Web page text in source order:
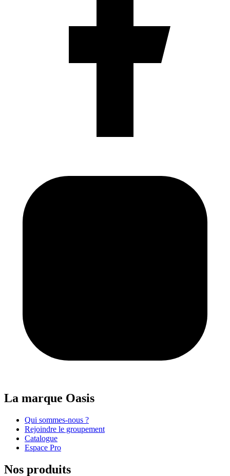
La marque Oasis
Qui sommes-nous ?
Rejoindre le groupement
Catalogue
Espace Pro
Nos produits